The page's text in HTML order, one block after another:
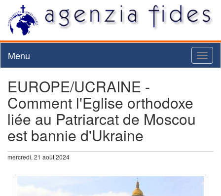
Menu
EUROPE/UCRAINE -
Comment l'Eglise orthodoxe
liée au Patriarcat de Moscou
est bannie d'Ukraine
mercredi, 21 août 2024